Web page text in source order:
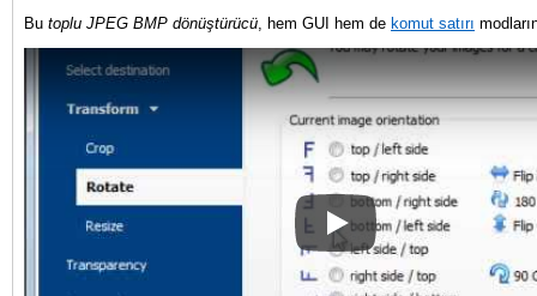
Bu toplu JPEG BMP dönüştürücü , hem GUI hem de komut satırı
RAW görüntüleri nasıl